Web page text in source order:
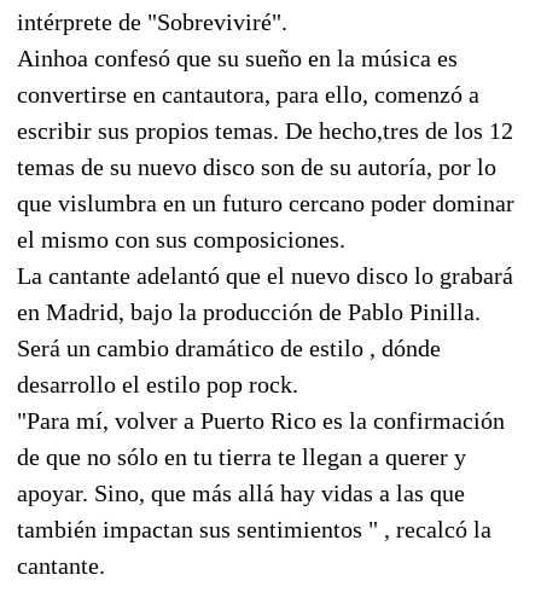
intérprete de "Sobreviviré".
Ainhoa confesó que su sueño en la música es
convertirse en cantautora, para ello, comenzó a
escribir sus propios temas. De hecho,tres de los 12
temas de su nuevo disco son de su autoría, por lo
que vislumbra en un futuro cercano poder dominar
el mismo con sus composiciones.
La cantante adelantó que el nuevo disco lo grabará
en Madrid, bajo la producción de Pablo Pinilla.
Será un cambio dramático de estilo , dónde
desarrollo el estilo pop rock.
"Para mí, volver a Puerto Rico es la confirmación
de que no sólo en tu tierra te llegan a querer y
apoyar. Sino, que más allá hay vidas a las que
también impactan sus sentimientos " , recalcó la
cantante.